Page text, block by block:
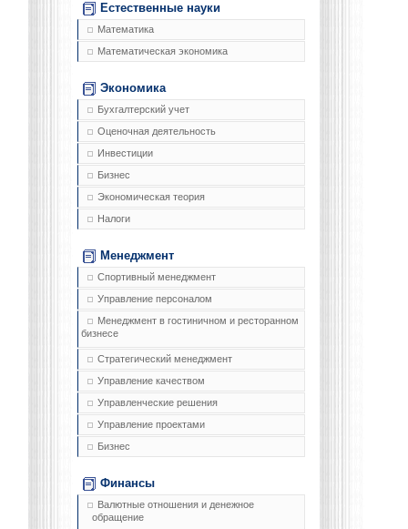
Естественные науки
Математика
Математическая экономика
Экономика
Бухгалтерский учет
Оценочная деятельность
Инвестиции
Бизнес
Экономическая теория
Налоги
Менеджмент
Спортивный менеджмент
Управление персоналом
Менеджмент в гостиничном и ресторанном
бизнесе
Стратегический менеджмент
Управление качеством
Управленческие решения
Управление проектами
Бизнес
Финансы
Валютные отношения и денежное
обращение